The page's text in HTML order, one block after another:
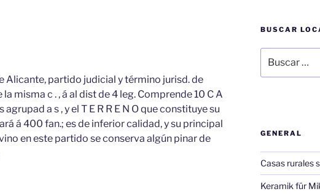
Alicante, partido judicial y término jurisd. de
la misma c . , á al dist de 4 leg. Comprende 10 C A
a s , y el T E R R E N O que constituye su
á 400 fan.; es de inferior calidad, y su principal
en este partido se conserva algún pinar de
BUSCAR
por:
GENERAL
Casas rurales
Keramik für